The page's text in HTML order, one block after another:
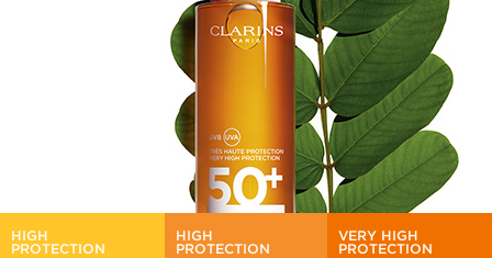
HIGH
PROTECTION
HIGH
PROTECTION
VERY HIGH
PROTECTION